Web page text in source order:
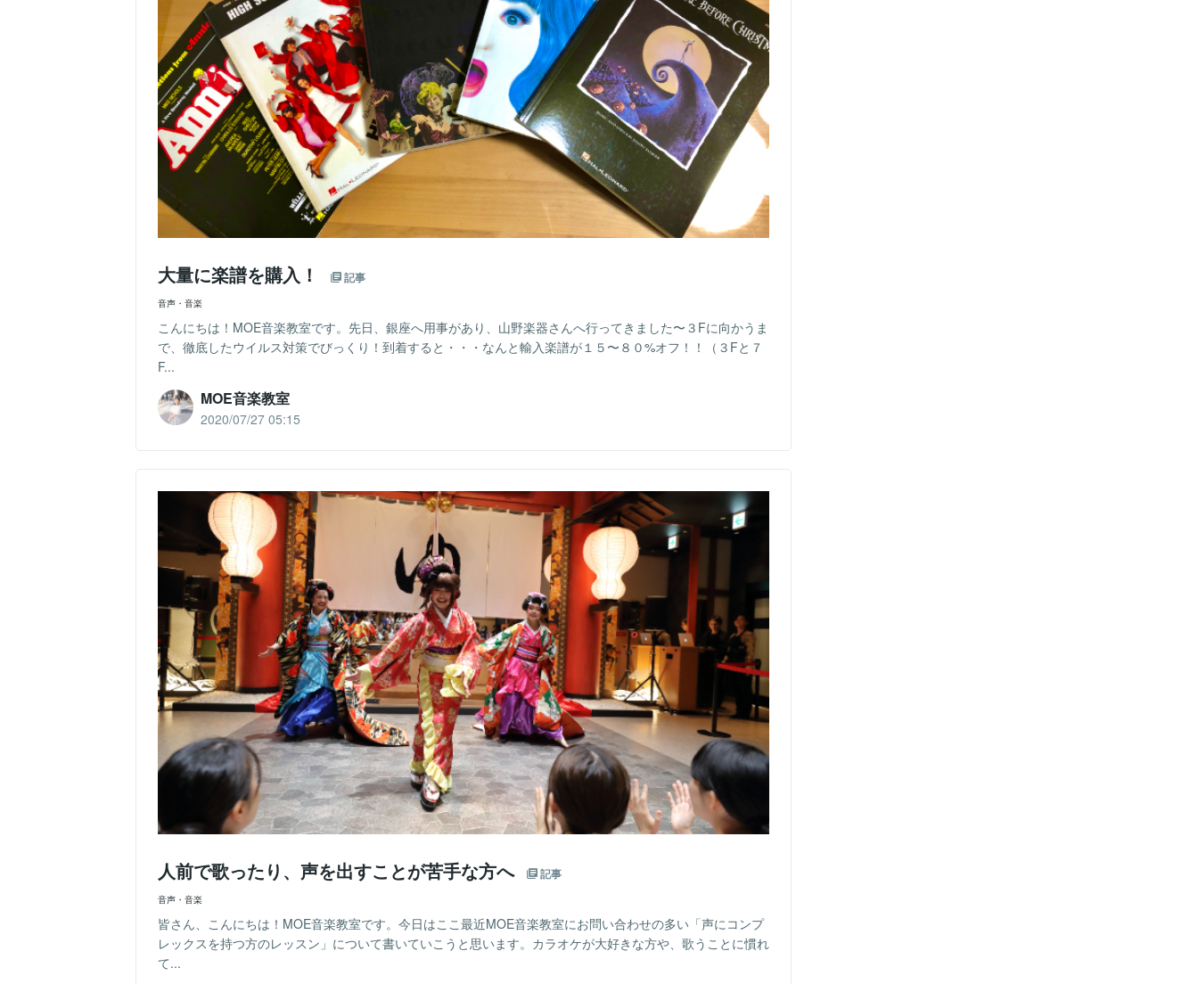
大量に楽譜を購入！ 記事
音声・音楽
こんにちは！MOE音楽教室です。先日、銀座へ用事があり、山野楽器さんへ行ってきました〜３Fに向かうま
で、徹底したウイルス対策でびっくり！到着すると・・・なんと輸入楽譜が１５〜８０%オフ！！（３Fと７
F...
MOE音楽教室
2020/07/27 05:15
人前で歌ったり、声を出すことが苦手な方へ 記事
音声・音楽
皆さん、こんにちは！MOE音楽教室です。今日はここ最近MOE音楽教室にお問い合わせの多い「声にコンプ
レックスを持つ方のレッスン」について書いていこうと思います。カラオケが大好きな方や、歌うことに慣れ
て...